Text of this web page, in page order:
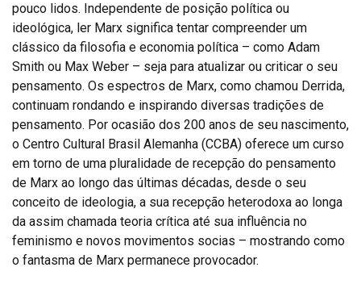
pouco lidos. Independente de posição política ou
ideológica, ler Marx significa tentar compreender um
clássico da filosofia e economia política – como Adam
Smith ou Max Weber – seja para atualizar ou criticar o seu
pensamento. Os espectros de Marx, como chamou Derrida,
continuam rondando e inspirando diversas tradições de
pensamento. Por ocasião dos 200 anos de seu nascimento,
o Centro Cultural Brasil Alemanha (CCBA) oferece um curso
em torno de uma pluralidade de recepção do pensamento
de Marx ao longo das últimas décadas, desde o seu
conceito de ideologia, a sua recepção heterodoxa ao longa
da assim chamada teoria crítica até sua influência no
feminismo e novos movimentos socias – mostrando como
o fantasma de Marx permanece provocador.